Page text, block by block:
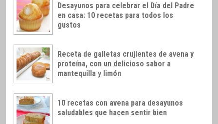
Desayunos para celebrar el Día del Padre
en casa: 10 recetas para todos los
gustos
Receta de galletas crujientes de avena y
proteína, con un delicioso sabor a
mantequilla y limón
10 recetas con avena para desayunos
saludables que hacen sentir bien